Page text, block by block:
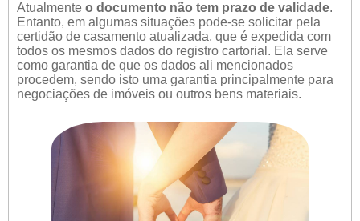
Atualmente o documento não tem prazo de validade.
Entanto, em algumas situações pode-se solicitar pela
certidão de casamento atualizada, que é expedida com
todos os mesmos dados do registro cartorial. Ela serve
como garantia de que os dados ali mencionados
procedem, sendo isto uma garantia principalmente para
negociações de imóveis ou outros bens materiais.